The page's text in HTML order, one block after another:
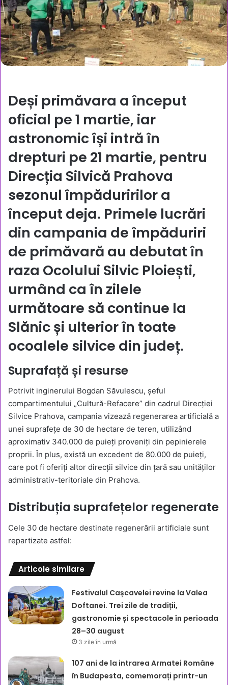
Deși primăvara a început
oficial pe 1 martie, iar
astronomic își intră în
drepturi pe 21 martie, pentru
Direcția Silvică Prahova
sezonul împăduririlor a
început deja. Primele lucrări
din campania de împăduriri
de primăvară au debutat în
raza Ocolului Silvic Ploiești,
urmând ca în zilele
următoare să continue la
Slănic și ulterior în toate
ocoalele silvice din județ.
Suprafață și resurse
Potrivit inginerului Bogdan Săvulescu, șeful
compartimentului „Cultură-Refacere” din cadrul Direcției
Silvice Prahova, campania vizează regenerarea artificială a
unei suprafețe de 30 de hectare de teren, utilizând
aproximativ 340.000 de puieți proveniți din pepinierele
proprii. În plus, există un excedent de 80.000 de puieți,
care pot fi oferiți altor direcții silvice din țară sau unităților
administrativ-teritoriale din Prahova.
Distribuția suprafețelor regenerate
Cele 30 de hectare destinate regenerării artificiale sunt
repartizate astfel:
Articole similare
Festivalul Cașcavelei revine la Valea
Doftanei. Trei zile de tradiții,
gastronomie și spectacole în perioada
28–30 august
3 zile în urmă
107 ani de la intrarea Armatei Române
în Budapesta, comemorați printr-un